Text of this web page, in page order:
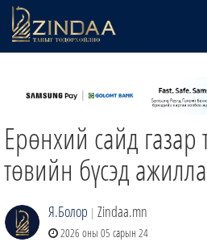
ТВ8
ӨГЛӨӨНИЙ СОНИН
АУДИО ЗОХИОЛ
Ерөнхий сайд
төвийн бүсэд
Я.Болор | Zindaa.mn
2026 оны 05 сарын 24